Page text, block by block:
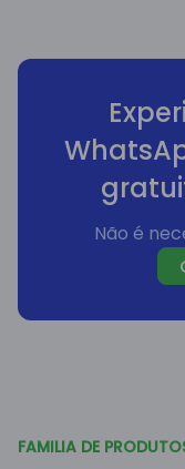
Não é
FAMILIA DE